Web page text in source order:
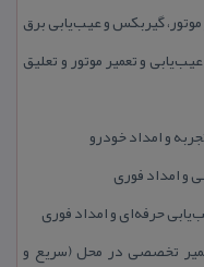
و تعمیر موتور و تعلیق
و امداد فوری
حرفه‌ای و امداد فوری
تخصصی در محل (سریع و